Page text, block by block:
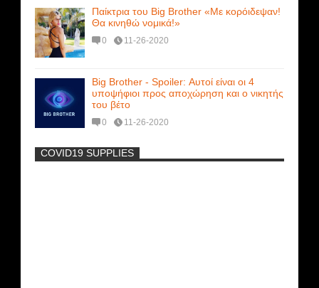
Παίκτρια του Big Brother «Με κορόιδεψαν!
Θα κινηθώ νομικά!»
0 11-26-2020
Big Brother - Spoiler: Αυτοί είναι οι 4
υποψήφιοι προς αποχώρηση και ο νικητής
του βέτο
0 11-26-2020
-
COVID19 SUPPLIES